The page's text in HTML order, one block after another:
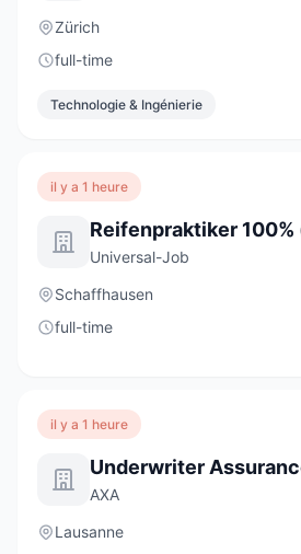
Zürich
full-time
Technologie & Ingénierie
il y a 1 heure
Reifenpraktiker
Universal-Job
Schaffhausen
full-time
il y a 1 heure
AXA
Lausanne